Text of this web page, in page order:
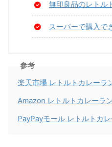
無印良品のレトル
スーパーで購入で
参考
楽天市場 レトルトカレーラ
Amazon レトルトカレーラ
PayPayモール レトルトカ